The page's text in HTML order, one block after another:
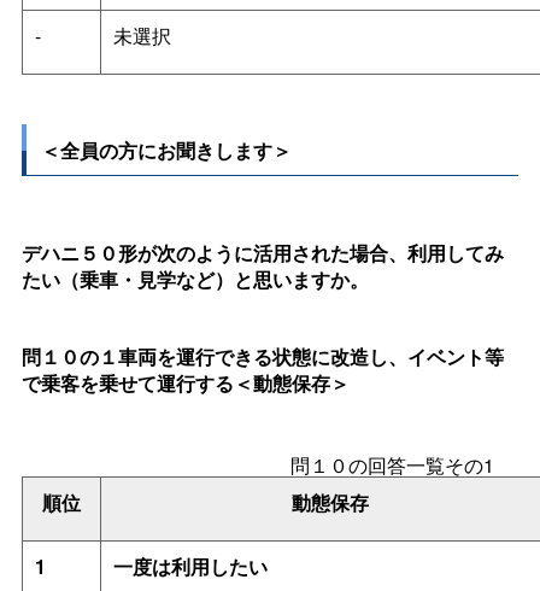
- 未選択
＜全員の方にお聞きします＞
デハニ５０形が次のように活用された場合、利用してみ
たい（乗車・見学など）と思いますか。
問１０の１車両を運行できる状態に改造し、イベント等
で乗客を乗せて運行する＜動態保存＞
順位 動態保存
問１０の回答一覧その1
1 一度は利用したい